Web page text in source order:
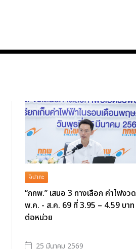
จิปาถะ
“กกพ.” เสนอ 3 ทางเลือก ค่าไฟงวด
พ.ค. - ส.ค. 69 ที่ 3.95 – 4.59 บาท
ต่อหน่วย
25 มีนาคม 2569